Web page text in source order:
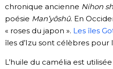
chronique ancienne Nihon
poésie Man’yôshû. En
« roses du japon ». Les îles
îles d’Izu sont célèbres pour
L’huile du camélia est